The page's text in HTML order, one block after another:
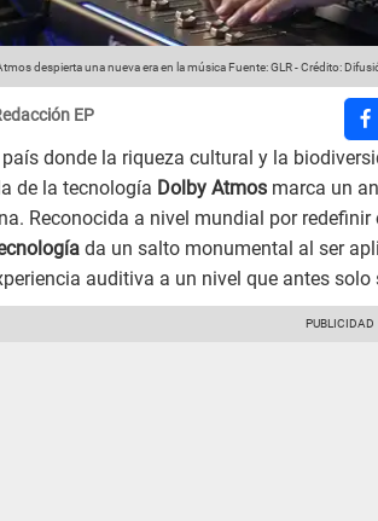
despierta una nueva era en la música Fuente: GLR-Crédito:
EP
país donde la riqueza cultural y la
de la tecnología Dolby Atmos marca un
Reconocida a nivel mundial por
da un salto monumental al ser
auditiva a un nivel que antes solo